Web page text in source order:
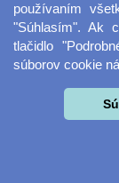
používaním
"Súhlasím". Ak
tlačidlo
súborov cookie